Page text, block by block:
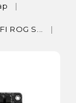
ROG S...